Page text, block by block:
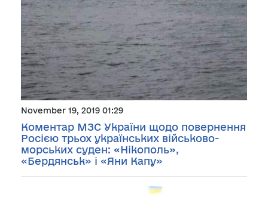
November 19, 2019 01:29
Коментар МЗС України щодо повернення
Росією трьох українських військово-
морських суден: «Нікополь»,
«Бердянськ» і «Яни Капу»